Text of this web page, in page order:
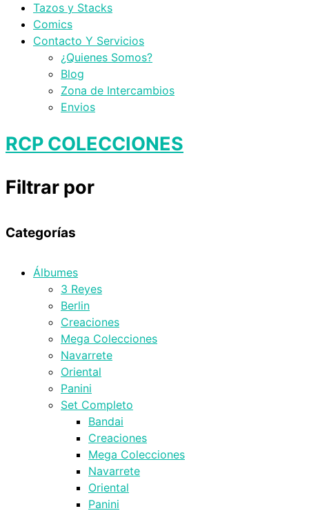
Tazos y Stacks
Comics
Contacto Y Servicios
¿Quienes Somos?
Blog
Zona de Intercambios
Envios
RCP COLECCIONES
Filtrar por
Categorías
Álbumes
3 Reyes
Berlin
Creaciones
Mega Colecciones
Navarrete
Oriental
Panini
Set Completo
Bandai
Creaciones
Mega Colecciones
Navarrete
Oriental
Panini